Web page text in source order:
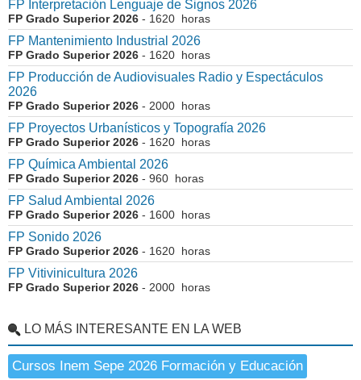
FP Interpretación Lenguaje de Signos 2026
FP Grado Superior 2026 - 1620 horas
FP Mantenimiento Industrial 2026
FP Grado Superior 2026 - 1620 horas
FP Producción de Audiovisuales Radio y Espectáculos
2026
FP Grado Superior 2026 - 2000 horas
FP Proyectos Urbanísticos y Topografía 2026
FP Grado Superior 2026 - 1620 horas
FP Química Ambiental 2026
FP Grado Superior 2026 - 960 horas
FP Salud Ambiental 2026
FP Grado Superior 2026 - 1600 horas
FP Sonido 2026
FP Grado Superior 2026 - 1620 horas
FP Vitivinicultura 2026
FP Grado Superior 2026 - 2000 horas
LO MÁS INTERESANTE EN LA WEB
Cursos Inem Sepe 2026 Formación y Educación